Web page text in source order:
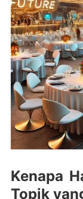
Kenapa
Topik